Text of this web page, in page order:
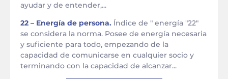
ayudar y de entender,...
22 – Energía de persona. Índice de " energía "22"
se considera la norma. Posee de energía necesaria
y suficiente para todo, empezando de la
capacidad de comunicarse en cualquier socio y
terminando con la capacidad de alcanzar...